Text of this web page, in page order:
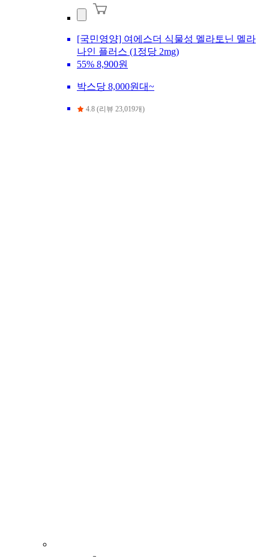
[국민영양] 여에스더 식물성 멜라토닌 멜라
나인 플러스 (1정당 2mg)
55% 8,900원
박스당 8,000원대~
4.8 (리뷰 23,019개)